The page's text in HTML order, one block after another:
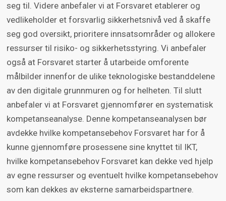
seg til. Videre anbefaler vi at Forsvaret etablerer og
vedlikeholder et forsvarlig sikkerhetsnivå ved å skaffe
seg god oversikt, prioritere innsatsområder og allokere
ressurser til risiko- og sikkerhetsstyring. Vi anbefaler
også at Forsvaret starter å utarbeide omforente
målbilder innenfor de ulike teknologiske bestanddelene
av den digitale grunnmuren og for helheten. Til slutt
anbefaler vi at Forsvaret gjennomfører en systematisk
kompetanseanalyse. Denne kompetanseanalysen bør
avdekke hvilke kompetansebehov Forsvaret har for å
kunne gjennomføre prosessene sine knyttet til IKT,
hvilke kompetansebehov Forsvaret kan dekke ved hjelp
av egne ressurser og eventuelt hvilke kompetansebehov
som kan dekkes av eksterne samarbeidspartnere.